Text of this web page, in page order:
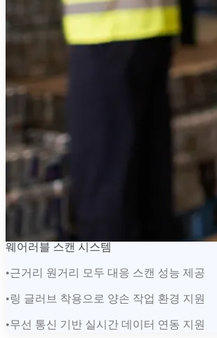
웨어러블 스캔 시스템
•근거리 원거리 모두 대응 스캔 성능 제공
•링 글러브 착용으로 양손 작업 환경 지원
•무선 통신 기반 실시간 데이터 연동 지원